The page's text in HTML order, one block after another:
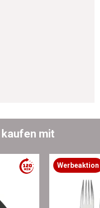
mit
Werbeaktion